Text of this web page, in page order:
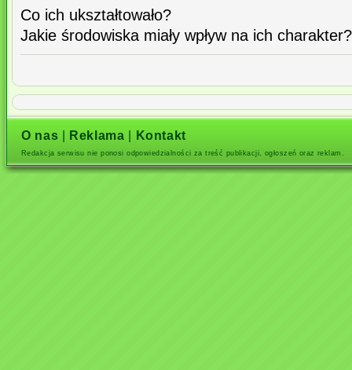
Co ich ukształtowało?
Jakie środowiska miały wpływ na ich charakter?
O nas Reklama Kontakt
Redakcja serwisu nie ponosi odpowiedzialności za treść publikacji, ogłoszeń oraz reklam.